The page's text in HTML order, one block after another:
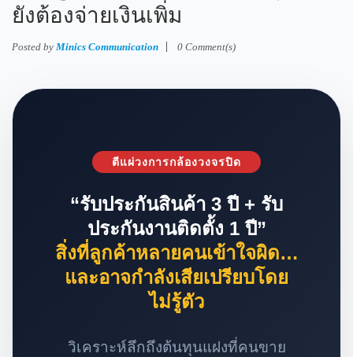
ยังต้องจ่ายเงินเพิ่ม
Posted by Minics Communication 0 Comment(s)
ตีแผ่วงการกล้องวงจรปิด
“รับประกันสินค้า 3 ปี + รับ
ประกันงานติดตั้ง 1 ปี”
สิ่งที่ลูกค้าหลายคนเข้าใจผิด…
และอาจกำลังเสียเปรียบโดย
ไม่รู้ตัว
วิเคราะห์ลึกถึงต้นทุนแฝงที่คนขาย